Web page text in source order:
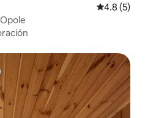
4.8 (5)